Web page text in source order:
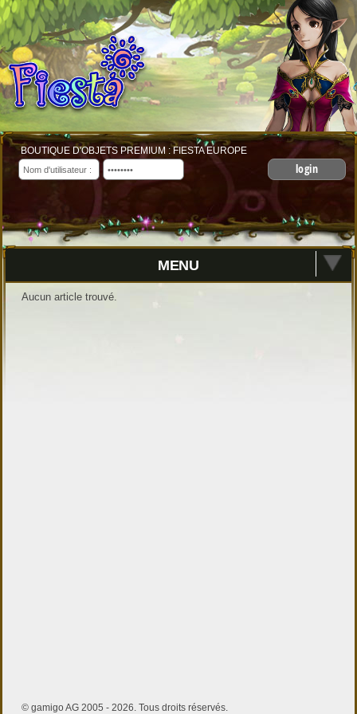
BOUTIQUE D'OBJETS PREMIUM : FIESTA EUROPE
login
MENU
Aucun article trouvé.
© gamigo AG 2005 - 2026. Tous droits réservés.